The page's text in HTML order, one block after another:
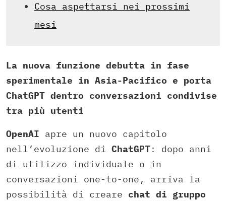
Cosa aspettarsi nei prossimi
mesi
La nuova funzione debutta in fase
sperimentale in Asia-Pacifico e porta
ChatGPT dentro conversazioni condivise
tra più utenti
OpenAI apre un nuovo capitolo
nell’evoluzione di ChatGPT: dopo anni
di utilizzo individuale o in
conversazioni one-to-one, arriva la
possibilità di creare chat di gruppo